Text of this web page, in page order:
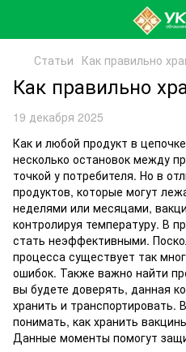
Статьи Как правильно
Как правильно
19 декабря 2025
Как и любой продукт в
несколько остановок между
точкой у потребителя. Но в
продуктов, которые могут
неделями или месяцами,
контролируя температуру. В
стать неэффективными.
процесса существует так
ошибок. Также важно найти
вы будете доверять, данная
хранить и
понимать, как хранить
Данные моменты помогут